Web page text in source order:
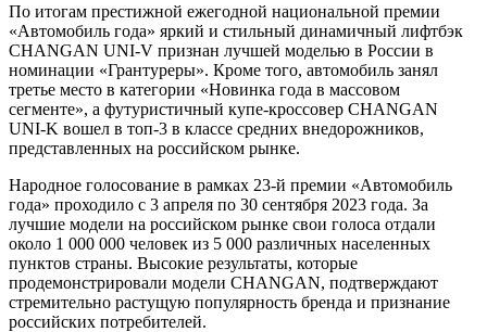
По итогам престижной ежегодной национальной премии
«Автомобиль года» яркий и стильный динамичный лифтбэк
CHANGAN UNI-V признан лучшей моделью в России в
номинации «Грантуреры». Кроме того, автомобиль занял
третье место в категории «Новинка года в массовом
сегменте», а футуристичный купе-кроссовер CHANGAN
UNI-K вошел в топ-3 в классе средних внедорожников,
представленных на российском рынке.
Народное голосование в рамках 23-й премии «Автомобиль
года» проходило с 3 апреля по 30 сентября 2023 года. За
лучшие модели на российском рынке свои голоса отдали
около 1 000 000 человек из 5 000 различных населенных
пунктов страны. Высокие результаты, которые
продемонстрировали модели CHANGAN, подтверждают
стремительно растущую популярность бренда и признание
российских потребителей.